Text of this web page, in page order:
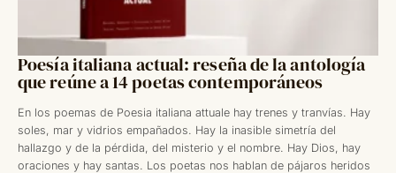
Poesía italiana actual: reseña de la antología
que reúne a 14 poetas contemporáneos
En los poemas de Poesia italiana attuale hay trenes y tranvías. Hay
soles, mar y vidrios empañados. Hay la inasible simetría del
hallazgo y de la pérdida, del misterio y el nombre. Hay Dios, hay
oraciones y hay santas. Los poetas nos hablan de pájaros heridos